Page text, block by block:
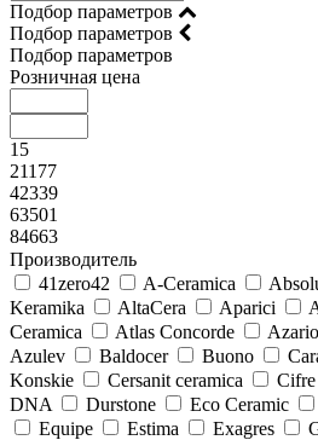
Подбор параметров
Подбор параметров
Подбор параметров
Розничная цена
15
21177
42339
63501
84663
Производитель
41zero42
A-Ceramica
Keramika
AltaCera Aparici
Ceramica
Atlas Concorde
Azulev
Baldocer Buono
Konskie
Cersanit ceramica Cifre
DNA
Durstone Eco Ceramic
Equipe
Estima Exagres